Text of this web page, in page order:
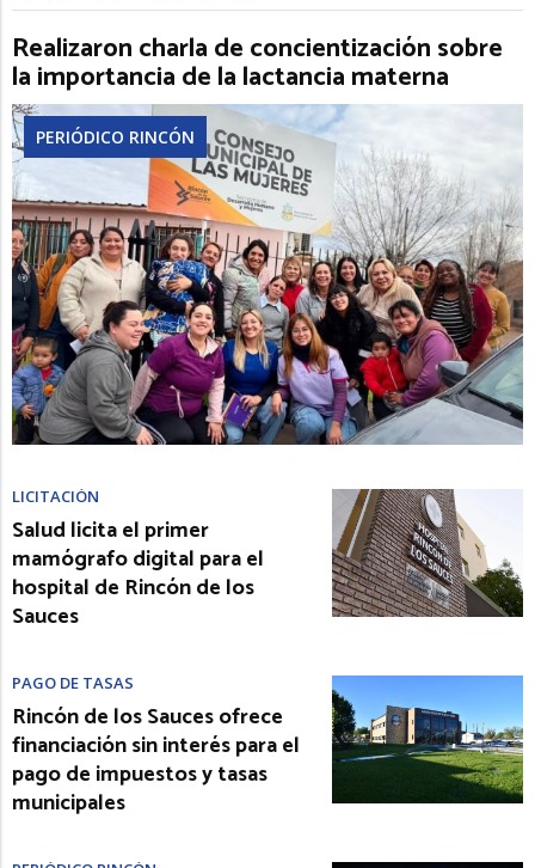
Realizaron charla de concientización sobre
la importancia de la lactancia materna
PERIÓDICO RINCÓN
LICITACIÓN
Salud licita el primer
mamógrafo digital para el
hospital de Rincón de los
Sauces
PAGO DE TASAS
Rincón de los Sauces ofrece
financiación sin interés para el
pago de impuestos y tasas
municipales